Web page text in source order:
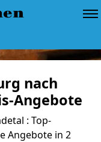
nach
Angebote
: Top-
Angebote in 2